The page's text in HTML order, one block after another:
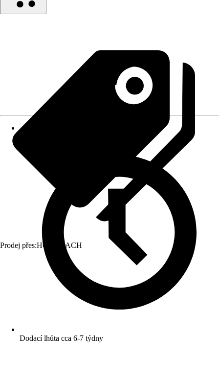
Prodej přes:HORNBACH
Dodací lhůta cca 6-7 týdny